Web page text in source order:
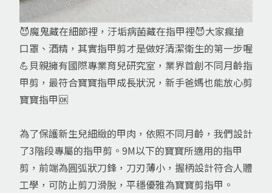
😈魔鬼藏在細節裡，汙垢病菌藏在指甲裡😈大家瘋搶
口罩、酒精，其實指甲剪才是做好清潔衛生的第一步喔
💪貝親擁有國際專業育兒研究室，業界首創不同月齡指
甲剪，最符合寶寶指甲成長狀況，新手爸媽也能放心剪
寶寶指甲🆗
為了保護新生兒細緻的甲肉，依照不同月齡，我們設計
了3階段專屬的指甲剪。9M以下的寶寶所適用的指甲
剪，前端為圓弧狀刀鋒，刀刃薄小，握柄設計符合人體
工學，可防止剪刀滑脫，平穩優雅為寶寶剪指甲。